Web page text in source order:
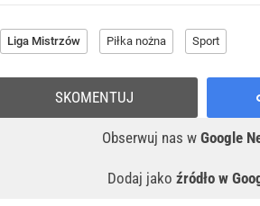
Liga Mistrzów Piłka nożna Sport
Obserwuj nas w Google
Dodaj jako źródło w
SKOMENTUJ